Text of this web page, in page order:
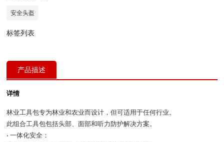
安全头盔
标签列表
产品描述
详情
林业工具包专为林业和农业而设计，但可适用于任何行业。
此组合工具包包括头部、面部和听力防护解决方案。
• 一体化安全：